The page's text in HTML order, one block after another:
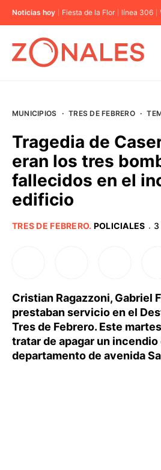
Noticias hoy Fiesta de la Flor línea 306
BUENOS AIRES
PROVINCIAS
MUNICIPIOS · TRES DE FEBRERO ·
Tragedia de
eran los tres
fallecidos en el
edificio
TRES DE FEBRERO. POLICIALES · 3
Cristian Ragazzoni, Gabriel
prestaban servicio en el
Tres de Febrero. Este
tratar de apagar un incendio
departamento de avenida